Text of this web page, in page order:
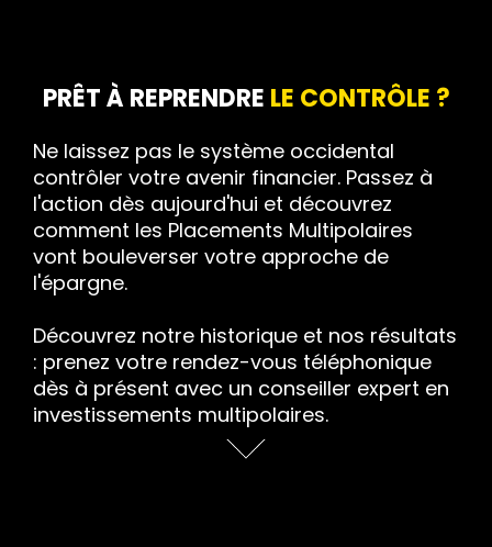
PRÊT À REPRENDRE LE CONTRÔLE ?
Ne laissez pas le système occidental
contrôler votre avenir financier. Passez à
l'action dès aujourd'hui et découvrez
comment les Placements Multipolaires
vont bouleverser votre approche de
l'épargne.
Découvrez notre historique et nos résultats
: prenez votre rendez-vous téléphonique
dès à présent avec un conseiller expert en
investissements multipolaires.